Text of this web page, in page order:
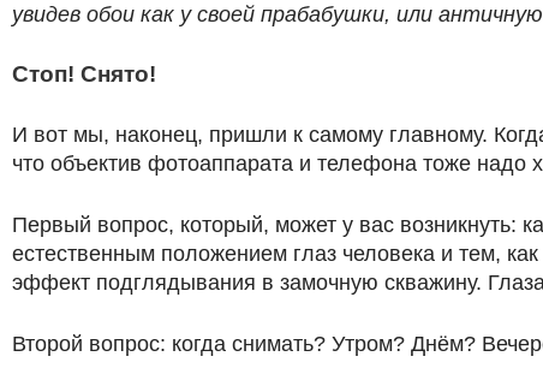
увидев обои как у своей прабабушки, или
Стоп! Снято!
И вот мы, наконец, пришли к самому главному.
что объектив фотоаппарата и телефона тоже надо
Первый вопрос, который, может у вас возникнуть:
естественным положением глаз человека и тем,
эффект подглядывания в замочную скважину.
Второй вопрос: когда снимать? Утром? Днём?